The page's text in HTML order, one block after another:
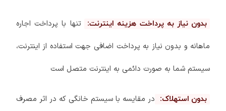
بدون نیاز به پرداخت هزینه اینترنت:
تنها با پرداخت اجاره
ماهانه و بدون نیاز به پرداخت اضافی جهت استفاده از اینترنت،
سیستم شما به صورت دائمی به اینترنت متصل است
بدون استهلاک: در مقایسه با سیستم خانگی که در اثر مصرف